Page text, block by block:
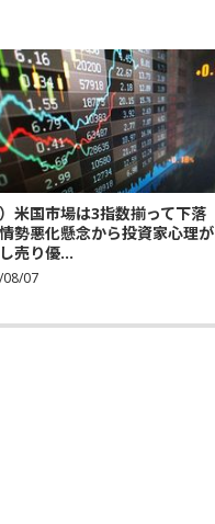
）米国市場は3指数揃って下落
勢悪化懸念から投資家心理が
売り優...
08/07